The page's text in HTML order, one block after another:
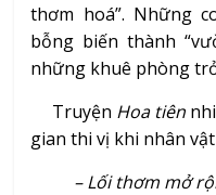
thơm hoá”. Những
bỗng biến thành
những khuê phòng
Truyện Hoa tiên
gian thi vị khi nhân
– Lối thơm mở